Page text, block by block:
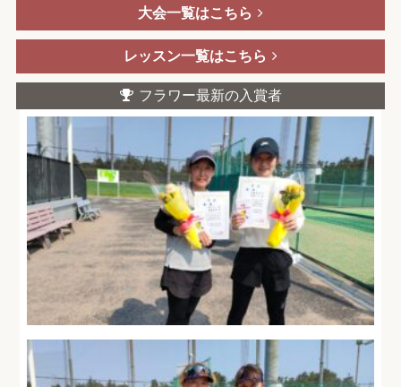
大会一覧はこちら
レッスン一覧はこちら
フラワー最新の入賞者